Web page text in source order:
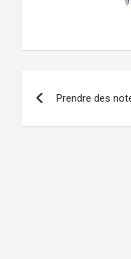
de
Prendre des